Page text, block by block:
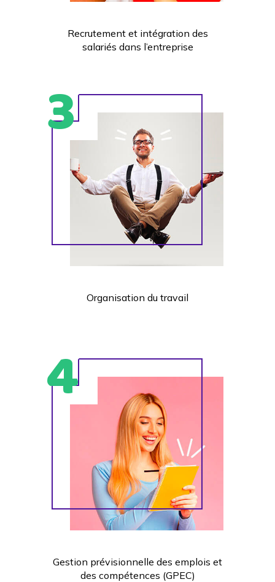
Recrutement et intégration des
salariés dans l’entreprise
Organisation du travail
Gestion prévisionnelle des emplois et
des compétences (GPEC)